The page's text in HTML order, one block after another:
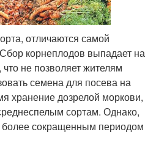
отличаются самой
корнеплодов выпадает на
не позволяет жителям
семена для посева на
хранение дозрелой моркови,
сортам. Однако,
более сокращенным периодом